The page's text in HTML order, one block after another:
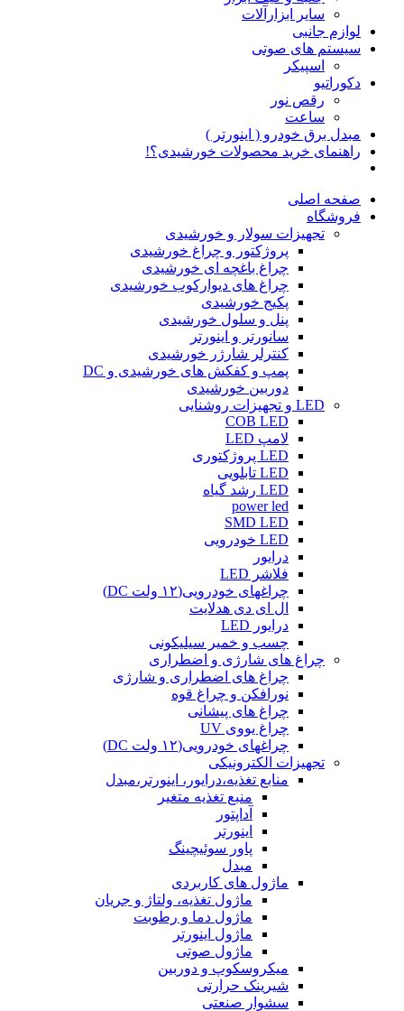
سایر ابزارآلات
لوازم جانبی
سیستم های صوتی
اسپیکر
دکوراتیو
رقص نور
ساعت
مبدل برق خودرو ( اینورتر )
راهنمای خرید محصولات خورشیدی؟!
صفحه اصلی
فروشگاه
تجهیزات سولار و خورشیدی
پروژکتور و چراغ خورشیدی
چراغ باغچه ای خورشیدی
چراغ های دیوارکوب خورشیدی
پکیج خورشیدی
پنل و سلول خورشیدی
سانورتر و اینورتر
کنترلر شارژر خورشیدی
پمپ و کفکش های خورشیدی و DC
دوربین خورشیدی
LED و تجهیزات روشنایی
COB LED
لامپ LED
LED پروژکتوری
LED تابلویی
LED رشد گیاه
power led
SMD LED
LED خودرویی
درایور
فلاشر LED
چراغهای خودرویی(۱۲ ولت DC)
ال ای دی هدلایت
درایور LED
چسب و خمیر سیلیکونی
چراغ های شارژی و اضطراری
چراغ های اضطراری و شارژی
نورافکن و چراغ قوه
چراغ های پیشانی
چراغ یووی UV
چراغهای خودرویی(۱۲ ولت DC)
تجهیزات الکترونیکی
منابع تغذیه،درایور، اینورتر،مبدل
منبع تغذیه متغیر
آداپتور
اینورتر
پاور سوئیچینگ
مبدل
ماژول های کاربردی
ماژول تغذیه، ولتاژ و جریان
ماژول دما و رطوبت
ماژول اینورتر
ماژول صوتی
میکروسکوپ و دوربین
شیرینک حرارتی
سشوار صنعتی